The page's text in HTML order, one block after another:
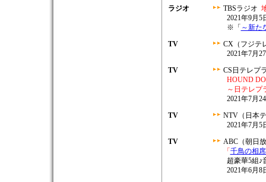
ラジオ
TBSラジオ
2021年9月5
※「 ～新た
TV
CX（フジテ
2021年7月
TV
CS日テレプ
HOUND
～日テレプ
2021年7月
TV
NTV（日本
2021年7月5
TV
ABC（朝日
「 千鳥の相
超豪華5組♪
2021年6月8